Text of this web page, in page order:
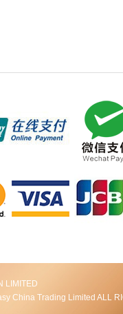
LIMITED
China Trading Limited ALL